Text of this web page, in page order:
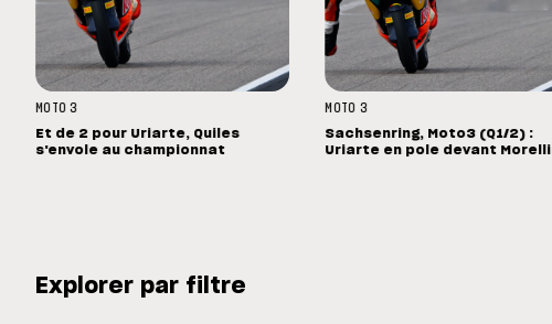
MOTO 3
Et de 2 pour Uriarte, Quiles
s'envole au championnat
MOTO 3
Sachsenring, Moto3 (Q1/2) :
Uriarte en pole devant Morelli
Explorer par filtre